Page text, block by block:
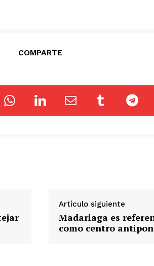
COMPARTE
Artículo siguiente
Madariaga es
como centro